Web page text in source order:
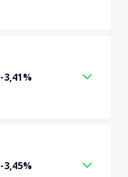
-3,41%
-3,45%